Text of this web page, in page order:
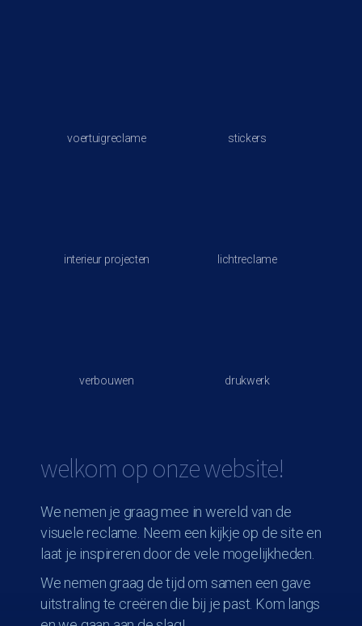
voertuigreclame stickers
interieur projecten lichtreclame
verbouwen drukwerk
welkom op onze website!
We nemen je graag mee in wereld van de
visuele reclame. Neem een kijkje op de site en
laat je inspireren door de vele mogelijkheden.
We nemen graag de tijd om samen een gave
uitstraling te creëren die bij je past. Kom langs